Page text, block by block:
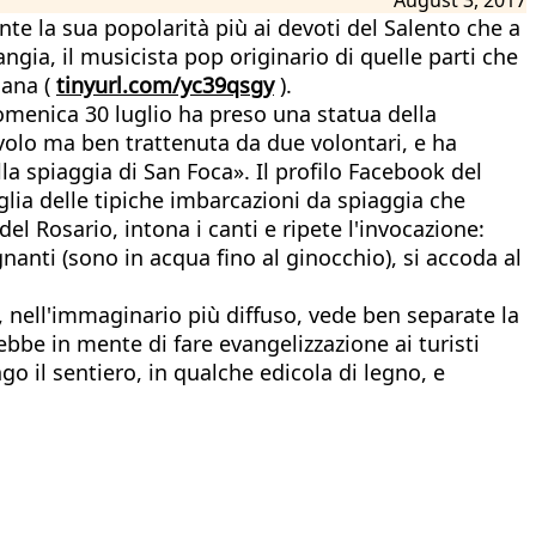
la sua popolarità più ai devoti del Salento che a
il musicista pop originario di quelle parti che
( tinyurl.com/yc39qsgy).
30 luglio ha preso una statua della
ma ben trattenuta da due volontari, e ha
spiaggia di San Foca». Il profilo Facebook del
delle tipiche imbarcazioni da spiaggia che
Rosario, intona i canti e ripete l'invocazione:
(sono in acqua fino al ginocchio), si accoda al
più diffuso, vede ben separate la
in mente di fare evangelizzazione ai turisti
il sentiero, in qualche edicola di legno, e